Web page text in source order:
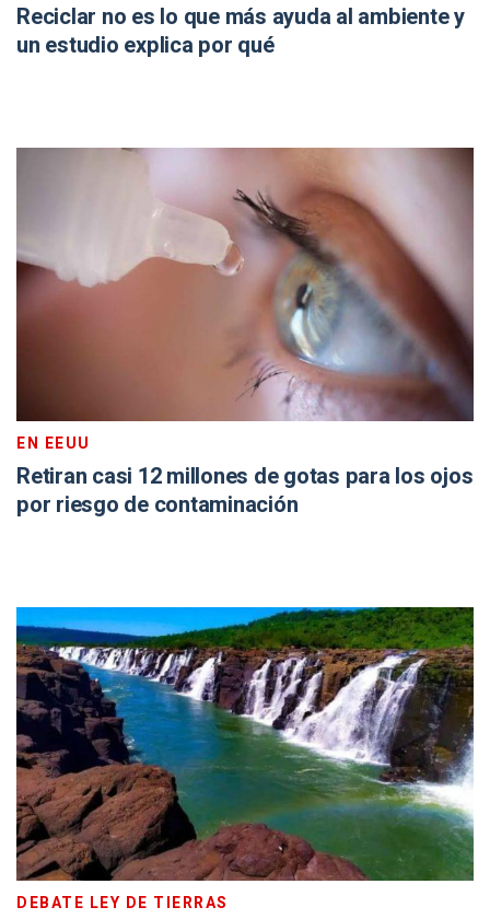
Reciclar no es lo que más ayuda al ambiente y
un estudio explica por qué
EN EEUU
Retiran casi 12 millones de gotas para los ojos
por riesgo de contaminación
DEBATE LEY DE TIERRAS